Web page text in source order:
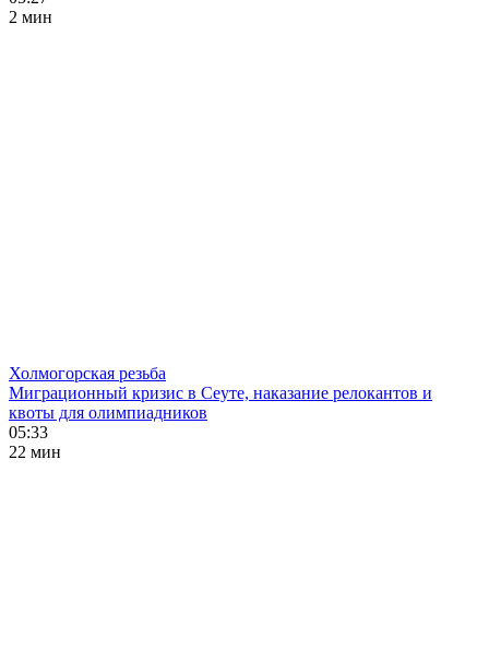
2 мин
Холмогорская резьба
Миграционный кризис в Сеуте, наказание релокантов и
квоты для олимпиадников
05:33
22 мин